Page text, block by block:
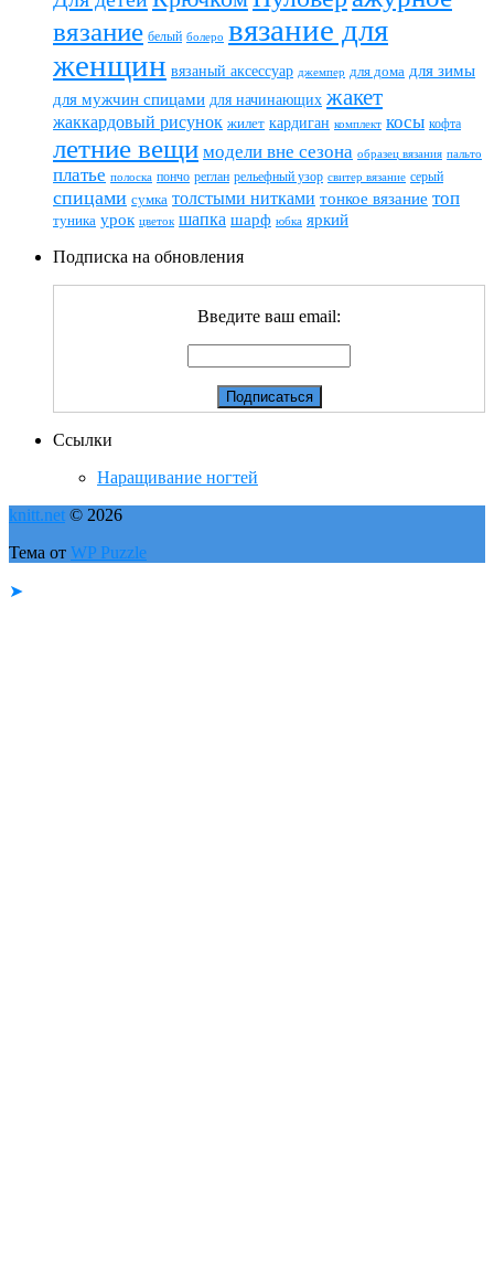
вязание белый болеро вязание для
женщин вязаный аксессуар джемпер для дома для зимы
для мужчин спицами для начинающих жакет
жаккардовый рисунок жилет кардиган комплект косы кофта
летние вещи модели вне сезона образец вязания пальто
платье полоска пончо реглан рельефный узор свитер вязание серый
спицами сумка толстыми нитками тонкое вязание топ
туника урок цветок шапка шарф юбка яркий
Подписка на обновления
Введите ваш email:
Ссылки
Наращивание ногтей
knitt.net © 2026
Тема от WP Puzzle
➤